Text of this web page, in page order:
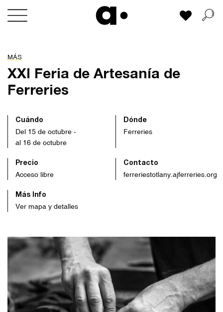
Skip
Mi lista
MÁS
XXI Feria de Artesanía de
Ferreries
Cuándo
Del 15 de octubre -
al 16 de octubre
Dónde
Ferreries
Precio
Acceso libre
Contacto
ferreriestotlany.ajferreries.org
Más Info
Ver mapa y detalles